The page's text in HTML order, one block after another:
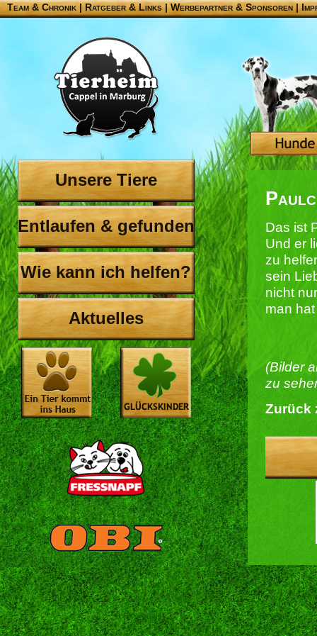
Team & Chronik |Ratgeber & Links|Werbepartner & Sponsoren|
Unsere Tiere
Entlaufen & gefunden
Wie kann ich helfen?
Aktuelles
Das ist
Und er
zu
sein
nicht
man
(Bilder
zu
Zurück